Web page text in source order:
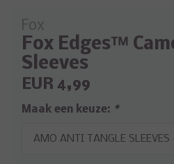
Fox
Fox Edges™
Sleeves
EUR 4,99
Maak een keuze: *